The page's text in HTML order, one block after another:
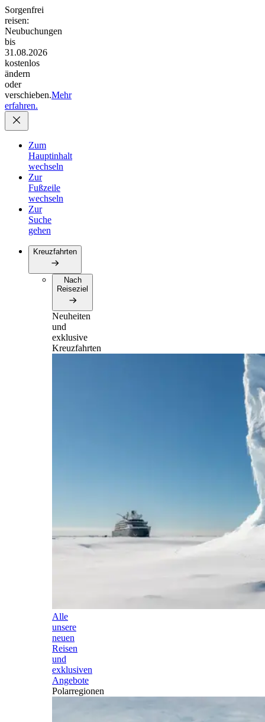
Sorgenfrei
reisen:
Neubuchungen
bis
31.08.2026
kostenlos
ändern
oder
verschieben.Mehr
erfahren.
Zum
Hauptinhalt
wechseln
Zur
Fußzeile
wechseln
Zur
Suche
gehen
Kreuzfahrten
Nach
Reiseziel
Neuheiten
und
exklusive
Kreuzfahrten
Alle
unsere
neuen
Reisen
und
exklusiven
Angebote
Polarregionen